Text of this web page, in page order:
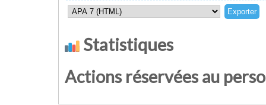
Statistiques
Actions réservées au